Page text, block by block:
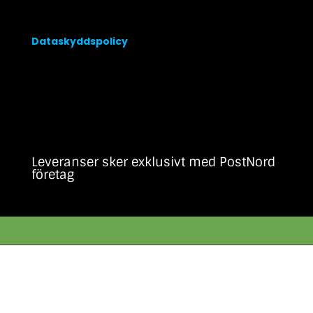
Dataskyddspolicy
Leveranser sker exklusivt med PostNord
företag